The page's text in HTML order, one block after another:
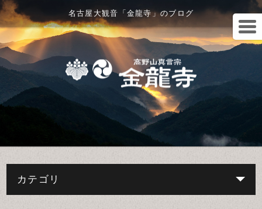
名古屋大観音「金龍寺」のブログ
カテゴリ